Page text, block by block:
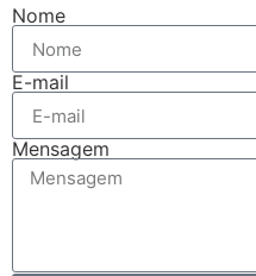
Nome
E-mail
Mensagem